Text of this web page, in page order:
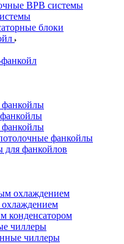
ВРВ системы
блоки
фанкойлы
для фанкойлов
охлаждением
конденсатором
чиллеры
чиллеры